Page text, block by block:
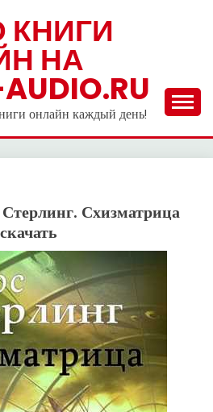
КНИГИ
НА
онлайн каждый день!
Схизматрица